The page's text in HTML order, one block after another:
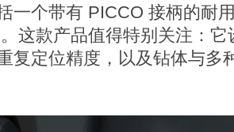
一个带有 PICCO 接柄的耐
这款产品值得特别关注：
复定位精度，以及钻体与多